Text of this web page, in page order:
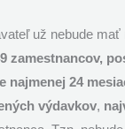
už nebude
zamestnancov,
najmenej 24
výdavkov,